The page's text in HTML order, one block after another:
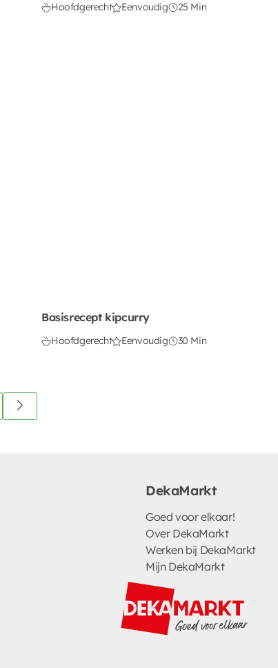
Hoofdgerecht Eenvoudig 25 Min
Basisrecept kipcurry
Hoofdgerecht Eenvoudig 30 Min
DekaMarkt
Goed voor elkaar!
Over DekaMarkt
Werken bij DekaMarkt
Mijn DekaMarkt